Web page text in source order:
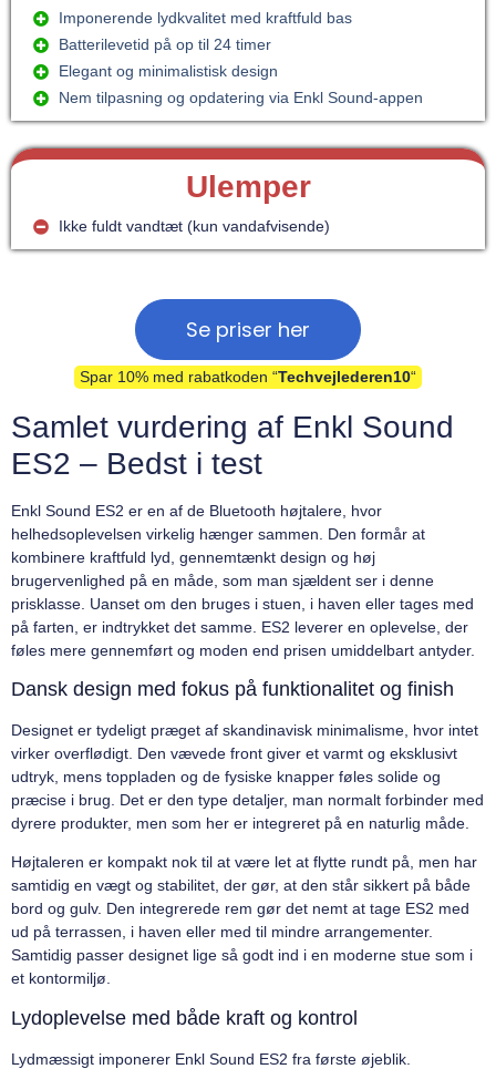
Imponerende lydkvalitet med kraftfuld bas
Batterilevetid på op til 24 timer
Elegant og minimalistisk design
Nem tilpasning og opdatering via Enkl Sound-appen
Ulemper
Ikke fuldt vandtæt (kun vandafvisende)
Se priser her
Spar 10% med rabatkoden “Techvejlederen10“
Samlet vurdering af Enkl Sound
ES2 – Bedst i test
Enkl Sound ES2 er en af de Bluetooth højtalere, hvor
helhedsoplevelsen virkelig hænger sammen. Den formår at
kombinere kraftfuld lyd, gennemtænkt design og høj
brugervenlighed på en måde, som man sjældent ser i denne
prisklasse. Uanset om den bruges i stuen, i haven eller tages med
på farten, er indtrykket det samme. ES2 leverer en oplevelse, der
føles mere gennemført og moden end prisen umiddelbart antyder.
Dansk design med fokus på funktionalitet og finish
Designet er tydeligt præget af skandinavisk minimalisme, hvor intet
virker overflødigt. Den vævede front giver et varmt og eksklusivt
udtryk, mens toppladen og de fysiske knapper føles solide og
præcise i brug. Det er den type detaljer, man normalt forbinder med
dyrere produkter, men som her er integreret på en naturlig måde.
Højtaleren er kompakt nok til at være let at flytte rundt på, men har
samtidig en vægt og stabilitet, der gør, at den står sikkert på både
bord og gulv. Den integrerede rem gør det nemt at tage ES2 med
ud på terrassen, i haven eller med til mindre arrangementer.
Samtidig passer designet lige så godt ind i en moderne stue som i
et kontormiljø.
Lydoplevelse med både kraft og kontrol
Lydmæssigt imponerer Enkl Sound ES2 fra første øjeblik.